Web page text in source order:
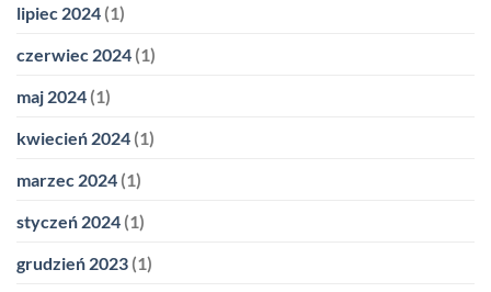
lipiec 2024 (1)
czerwiec 2024 (1)
maj 2024 (1)
kwiecień 2024 (1)
marzec 2024 (1)
styczeń 2024 (1)
grudzień 2023 (1)